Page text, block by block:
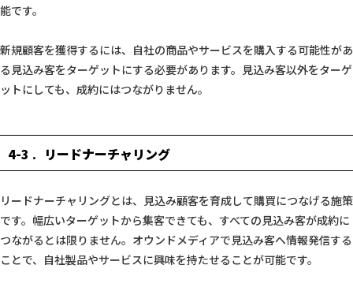
能です。
新規顧客を獲得するには、自社の商品やサービスを購入する可能性があ
る見込み客をターゲットにする必要があります。見込み客以外をターゲ
ットにしても、成約にはつながりません。
4-3 リードナーチャリング
リードナーチャリングとは、見込み顧客を育成して購買につなげる施策
です。幅広いターゲットから集客できても、すべての見込み客が成約に
つながるとは限りません。オウンドメディアで見込み客へ情報発信する
ことで、自社製品やサービスに興味を持たせることが可能です。